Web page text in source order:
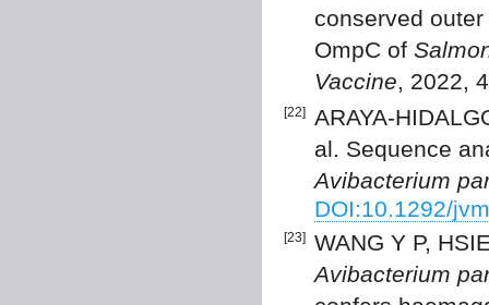
conserved
OmpC of
Vaccine, 2022,
[22]
ARAYA-
al. Sequence
Avibacterium
DOI:10.1292/
[23]
WANG Y P,
Avibacterium